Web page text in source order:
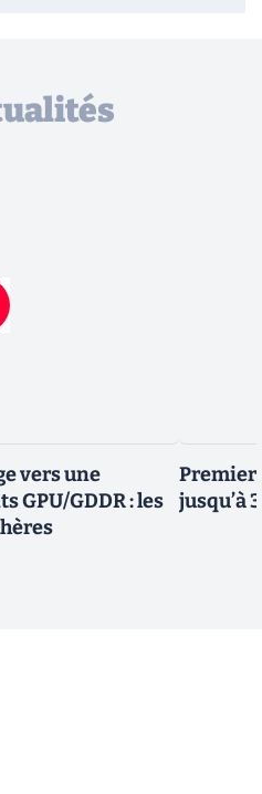
vers une
GPU/GDDR : les
jusqu’à